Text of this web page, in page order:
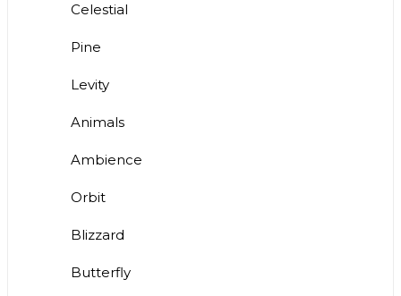
Celestial
Pine
Levity
Animals
Ambience
Orbit
Blizzard
Butterfly